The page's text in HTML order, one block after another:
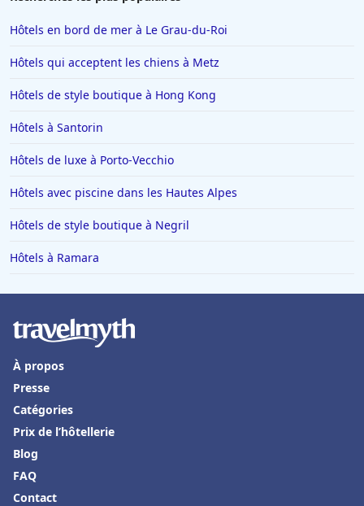
Hôtels à Ténériffe
Hôtels à Plailly
Hôtels à La Toussuire
Hôtels en Lorraine
Hôtels à Châtillon-sur-Seine
Hôtels à Brest
Hôtels dans Loctudy
Hôtels à Auron
Hôtels à Thiers
Hôtels à Positano
Hôtels à Roscoff
Hôtels aux Baux-de-Provence
Hôtels dans le Gers
Hôtels en bord de mer à Le Grau-du-Roi
Hôtels qui acceptent les chiens à Metz
Hôtels de style boutique à Hong Kong
Hôtels à Santorin
Hôtels de luxe à Porto-Vecchio
Hôtels avec piscine dans les Hautes Alpes
Hôtels de style boutique à Negril
Hôtels à Ramara
À propos
Presse
Catégories
Prix de l’hôtellerie
Blog
FAQ
Contact